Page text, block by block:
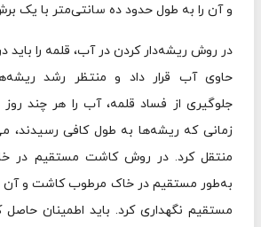
و آن را به طول حدود ده سانتی‌متر با یک
در روش ریشه‌دار کردن در آب، قلمه را باید
حاوی آب قرار داد و منتظر رشد
جلوگیری از فساد قلمه، آب را هر چند
زمانی که ریشه‌ها به طول کافی رسیدند،
منتقل کرد. در روش کاشت مستقیم در
به‌طور مستقیم در خاک مرطوب کاشت و آن
مستقیم نگهداری کرد. باید اطمینان